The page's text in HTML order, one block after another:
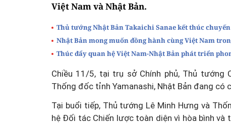
Việt Nam và Nhật Bản.
Thủ tướng Nhật Bản Takaichi Sanae kết thúc
Nhật Bản mong muốn đồng hành cùng Việt Nam
Thúc đẩy quan hệ Việt Nam-Nhật Bản phát triển
Chiều 11/5, tại trụ sở Chính phủ, Thủ tướng
Thống đốc tỉnh Yamanashi, Nhật Bản đang có
Tại buổi tiếp, Thủ tướng Lê Minh Hưng và
hệ Đối tác Chiến lược toàn diện vì hòa bình